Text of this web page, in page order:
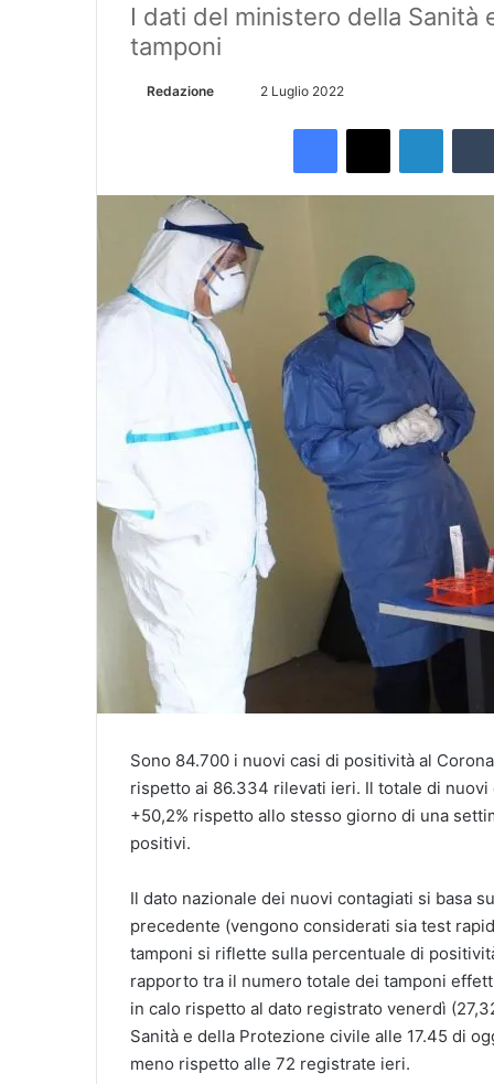
I dati del ministero della Sanità
tamponi
Redazione
a
u
n
'
e
a
i
l
2 Luglio 2022
Sono 84.700 i nuovi casi di positività al
rispetto ai 86.334 rilevati ieri. Il totale di
+50,2% rispetto allo stesso giorno di una
positivi.
Il dato nazionale dei nuovi contagiati si basa
precedente (vengono considerati sia test
tamponi si riflette sulla percentuale di
rapporto tra il numero totale dei tamponi
in calo rispetto al dato registrato venerdì
Sanità e della Protezione civile alle 17.45 di
meno rispetto alle 72 registrate ieri.